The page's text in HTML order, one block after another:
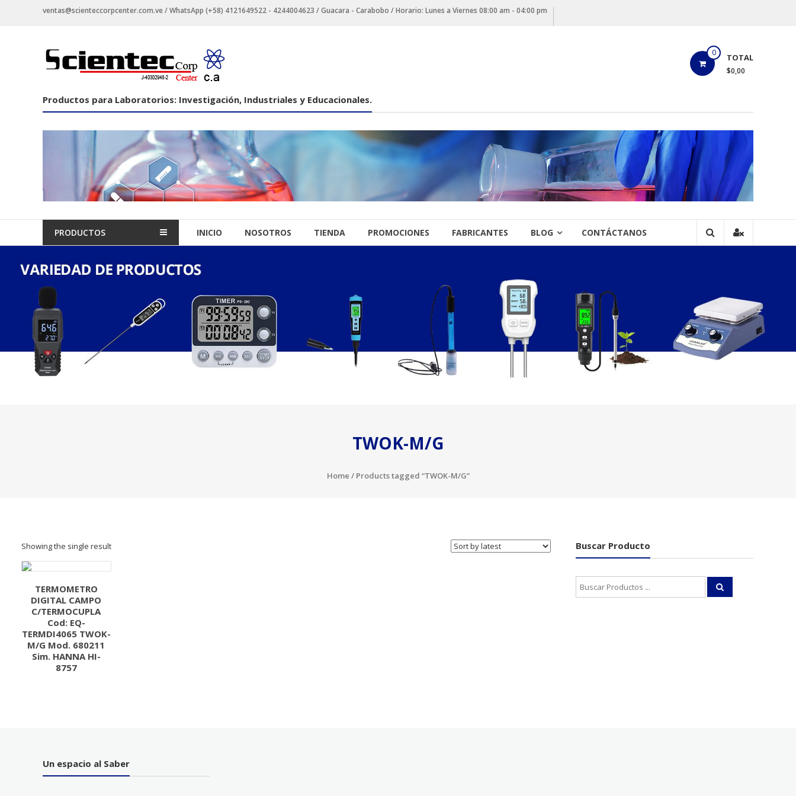
ventas@scienteccorpcenter.com.ve / WhatsApp (+58) 4121649522 - 4244004623 / Guacara - Carabobo / Horario: Lunes a Viernes 08:00 am - 04:00 pm
Productos
para
Laboratorios
Industriales
Educacionales.
0 TOTAL
$0,00
Productos para Laboratorios: Investigación, Industriales y Educacionales.
PRODUCTOS INICIO NOSOTROS TIENDA PROMOCIONES FABRICANTES BLOG CONTÁCTANOS
TWOK-M/G
Home / Products tagged “TWOK-M/G”
Showing the single result
TERMOMETRO
DIGITAL CAMPO
C/TERMOCUPLA
Cod: EQ-
TERMDI4065 TWOK-
M/G Mod. 680211
Sim. HANNA HI-
8757
Buscar Producto
Buscar:
Un espacio al Saber